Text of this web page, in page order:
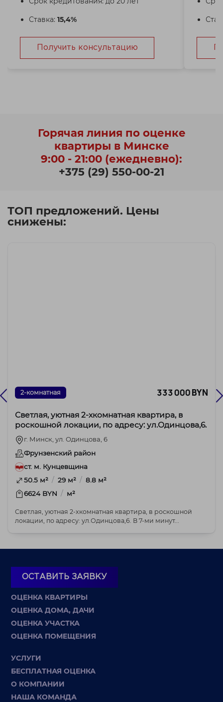
Ставка: 15,4%
Получить консультацию
Горячая линия по оценке
квартиры в Минске
9:00 - 21:00 (ежедневно):
+375 (29) 550-00-21
ТОП предложений. Цены
снижены:
2-комнатная 333 000 BYN
Светлая, уютная 2-хкомнатная квартира, в
роскошной локации, по адресу: ул.Одинцова,6.
г. Минск, ул. Одинцова, 6
Фрунзенский район
ст. м. Кунцевщина
50.5 м² / 29 м² / 8.8 м²
6624 BYN / м²
Светлая, уютная 2-хкомнатная квартира, в роскошной
локации, по адресу: ул.Одинцова,6. В 7-ми минут...
ОСТАВИТЬ ЗАЯВКУ
ОЦЕНКА КВАРТИРЫ
ОЦЕНКА ДОМА, ДАЧИ
ОЦЕНКА УЧАСТКА
ОЦЕНКА ПОМЕЩЕНИЯ
УСЛУГИ
БЕСПЛАТНАЯ ОЦЕНКА
О КОМПАНИИ
НАША КОМАНДА